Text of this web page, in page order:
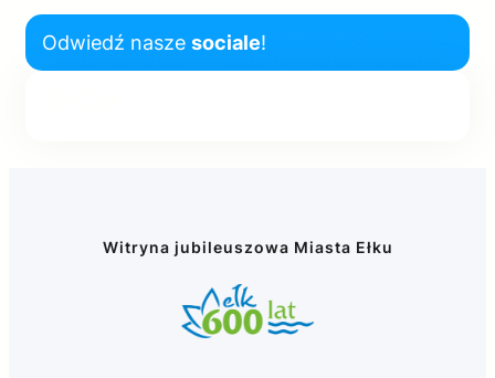
Odwiedź nasze sociale!
Witryna jubileuszowa Miasta Ełku